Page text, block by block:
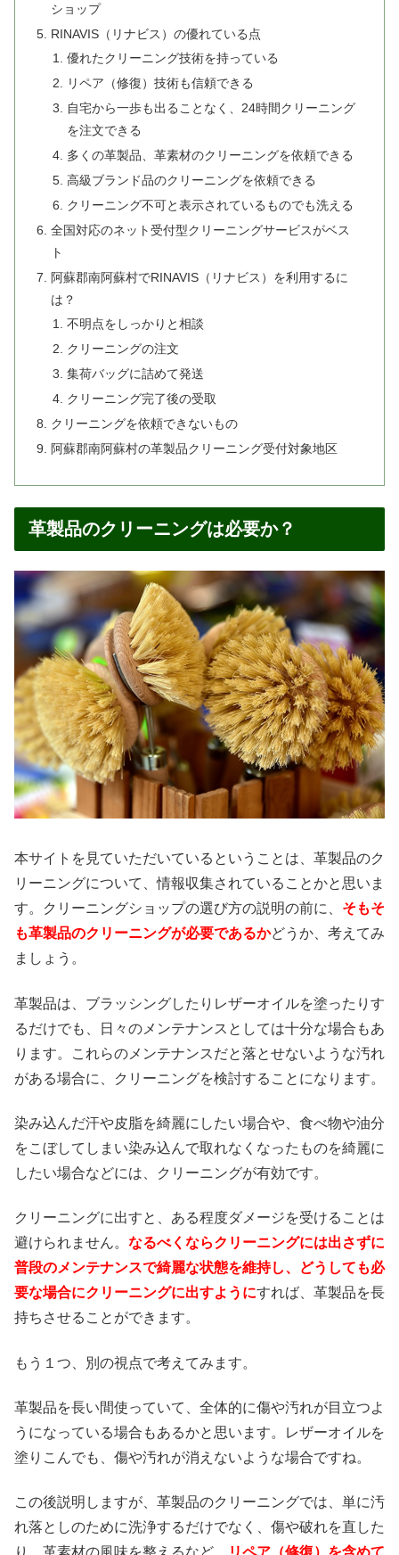
ショップ
RINAVIS（リナビス）の優れている点
優れたクリーニング技術を持っている
リペア（修復）技術も信頼できる
自宅から一歩も出ることなく、24時間クリーニング
を注文できる
多くの革製品、革素材のクリーニングを依頼できる
高級ブランド品のクリーニングを依頼できる
クリーニング不可と表示されているものでも洗える
全国対応のネット受付型クリーニングサービスがベス
ト
阿蘇郡南阿蘇村でRINAVIS（リナビス）を利用するに
は？
不明点をしっかりと相談
クリーニングの注文
集荷バッグに詰めて発送
クリーニング完了後の受取
クリーニングを依頼できないもの
阿蘇郡南阿蘇村の革製品クリーニング受付対象地区
革製品のクリーニングは必要か？
本サイトを見ていただいているということは、革製品のク
リーニングについて、情報収集されていることかと思いま
す。クリーニングショップの選び方の説明の前に、 そもそ
も革製品のクリーニングが必要であるかどうか、考えてみ
ましょう。
革製品は、ブラッシングしたりレザーオイルを塗ったりす
るだけでも、日々のメンテナンスとしては十分な場合もあ
ります。これらのメンテナンスだと落とせないような汚れ
がある場合に、クリーニングを検討することになります。
染み込んだ汗や皮脂を綺麗にしたい場合や、食べ物や油分
をこぼしてしまい染み込んで取れなくなったものを綺麗に
したい場合などには、クリーニングが有効です。
クリーニングに出すと、ある程度ダメージを受けることは
避けられません。 なるべくならクリーニングには出さずに
普段のメンテナンスで綺麗な状態を維持し、どうしても必
要な場合にクリーニングに出すようにすれば、革製品を長
持ちさせることができます。
もう１つ、別の視点で考えてみます。
革製品を長い間使っていて、全体的に傷や汚れが目立つよ
うになっている場合もあるかと思います。レザーオイルを
塗りこんでも、傷や汚れが消えないような場合ですね。
この後説明しますが、革製品のクリーニングでは、単に汚
れ落としのために洗浄するだけでなく、傷や破れを直した